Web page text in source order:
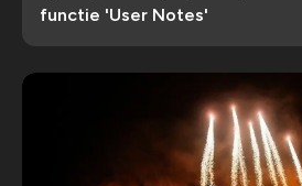
functie 'User Notes'